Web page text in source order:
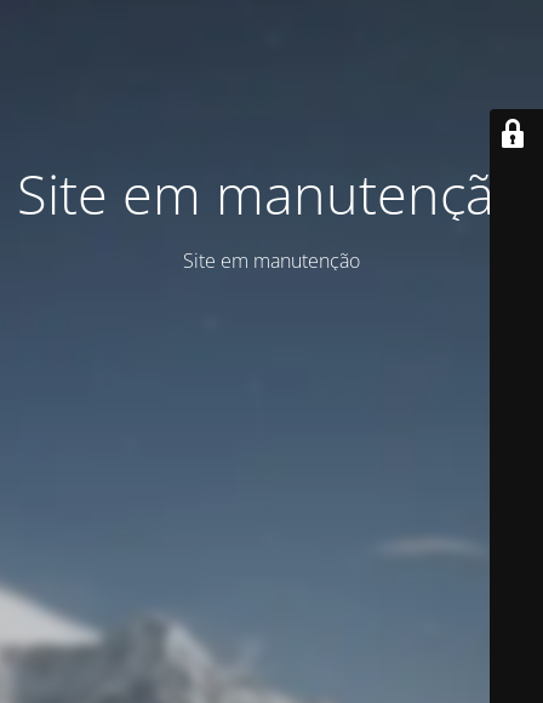
Site em manutenção
Site em manutenção